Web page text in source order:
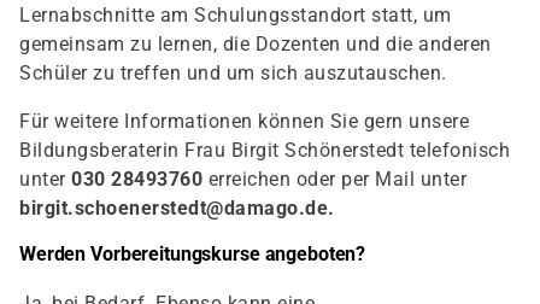
Lernabschnitte am Schulungsstandort statt, um
gemeinsam zu lernen, die Dozenten und die anderen
Schüler zu treffen und um sich auszutauschen.
Für weitere Informationen können Sie gern unsere
Bildungsberaterin Frau Birgit Schönerstedt telefonisch
unter 030 28493760 erreichen oder per Mail unter
birgit.schoenerstedt@damago.de.
Werden Vorbereitungskurse angeboten?